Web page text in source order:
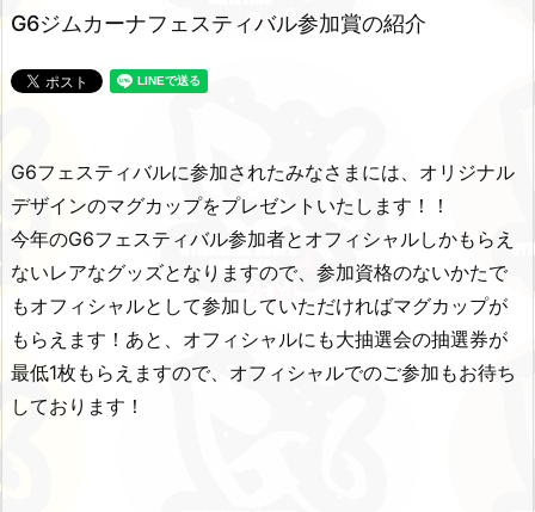
G6ジムカーナフェスティバル参加賞の紹介
G6フェスティバルに参加されたみなさまには、オリジナル
デザインのマグカップをプレゼントいたします！！
今年のG6フェスティバル参加者とオフィシャルしかもらえ
ないレアなグッズとなりますので、参加資格のないかたで
もオフィシャルとして参加していただければマグカップが
もらえます！あと、オフィシャルにも大抽選会の抽選券が
最低1枚もらえますので、オフィシャルでのご参加もお待ち
しております！